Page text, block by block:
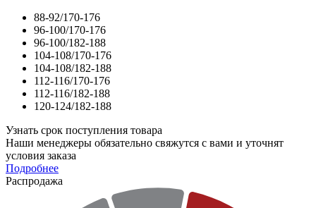
88-92/170-176
96-100/170-176
96-100/182-188
104-108/170-176
104-108/182-188
112-116/170-176
112-116/182-188
120-124/182-188
Узнать срок поступления товара
Наши менеджеры обязательно свяжутся с вами и уточнят
условия заказа
Подробнее
Распродажа